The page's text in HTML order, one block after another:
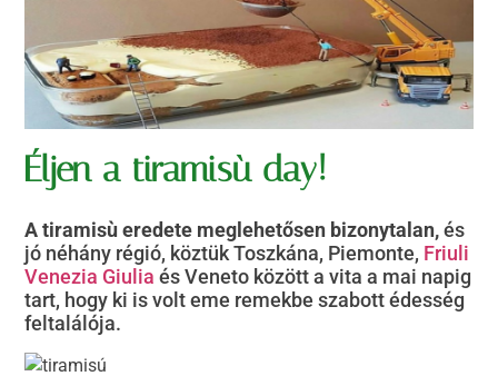
Éljen a tiramisù day!
A tiramisù eredete meglehetősen bizonytalan,és
jó néhány régió, köztükToszkána, Piemonte, Friuli
Venezia Giulia és Veneto között a vita a mai napig
tart, hogy ki is volt eme remekbe szabott édesség
feltalálója.